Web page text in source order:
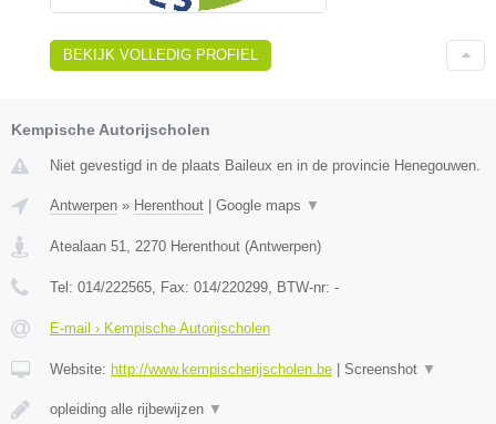
BEKIJK VOLLEDIG PROFIEL
Kempische Autorijscholen
Niet gevestigd in de plaats Baileux en in de provincie Henegouwen.
Antwerpen » Herenthout | Google maps ▼
Atealaan 51 2270 Herenthout (Antwerpen)
Tel: 014/222565 , Fax: 014/220299 , BTW-nr: -
E-mail › Kempische Autorijscholen
Website: http://www.kempischerijscholen.be | Screenshot ▼
opleiding alle rijbewijzen ▼